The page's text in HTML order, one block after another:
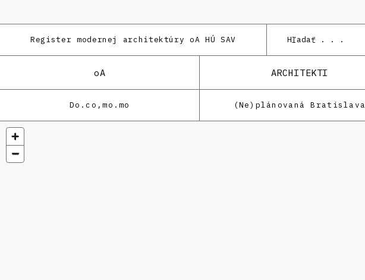
Register modernej architektúry oA HÚ SAV
oA ARCHITEKTI
Do.co,mo.mo (Ne)plánovaná Bratislava